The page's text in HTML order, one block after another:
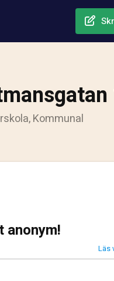
Kommunal
anonym!
Läs